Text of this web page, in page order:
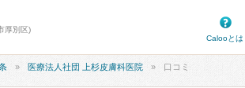
厚別区)
Calooとは
医療法人社団 上杉皮膚科医院 口コミ